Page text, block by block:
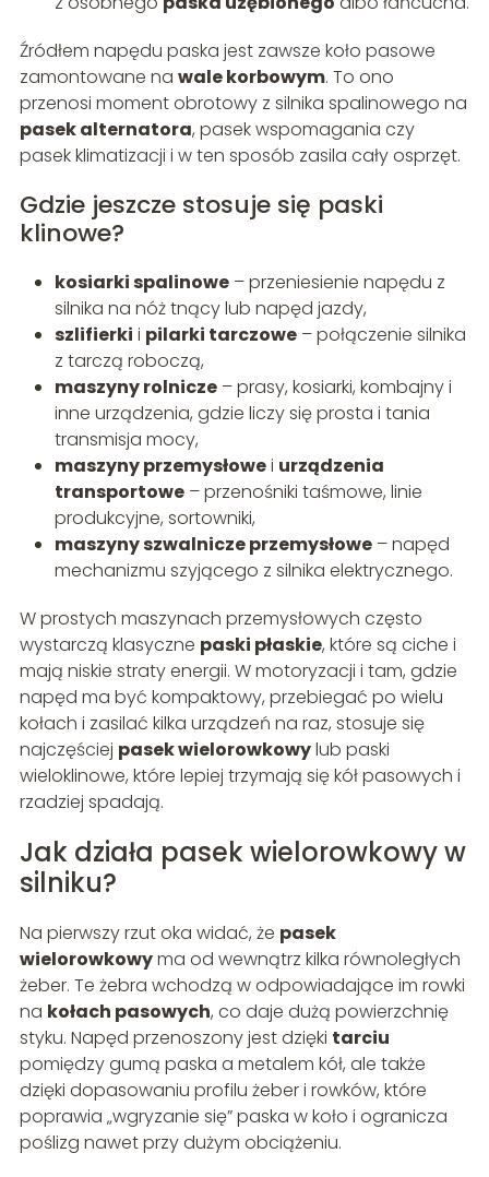
Źródłem napędu paska jest zawsze koło pasowe
zamontowane na wale korbowym. To ono
przenosi moment obrotowy z silnika spalinowego na
pasek alternatora, pasek wspomagania czy
pasek klimatizacji i w ten sposób zasila cały osprzęt.
Gdzie jeszcze stosuje się paski
klinowe?
kosiarki spalinowe– przeniesienie napędu z
silnika na nóż tnący lub napęd jazdy,
szlifierki i pilarki tarczowe– połączenie silnika
z tarczą roboczą,
maszyny rolnicze– prasy, kosiarki, kombajny i
inne urządzenia, gdzie liczy się prosta i tania
transmisja mocy,
maszyny przemysłowei urządzenia
transportowe– przenośniki taśmowe, linie
produkcyjne, sortowniki,
maszyny szwalnicze przemysłowe– napęd
mechanizmu szyjącego z silnika elektrycznego.
W prostych maszynach przemysłowych często
wystarczą klasyczne paski płaskie, które są ciche i
mają niskie straty energii. W motoryzacji i tam, gdzie
napęd ma być kompaktowy, przebiegać po wielu
kołach i zasilać kilka urządzeń na raz, stosuje się
najczęściej pasek wielorowkowylub paski
wieloklinowe, które lepiej trzymają się kół pasowych i
rzadziej spadają.
Jak działa pasek wielorowkowy w
silniku?
Na pierwszy rzut oka widać, że pasek
wielorowkowyma od wewnątrz kilka równoległych
żeber. Te żebra wchodzą w odpowiadające im rowki
na kołach pasowych, co daje dużą powierzchnię
styku. Napęd przenoszony jest dzięki tarciu
pomiędzy gumą paska a metalem kół, ale także
dzięki dopasowaniu profilu żeber i rowków, które
poprawia „wgryzanie się” paska w koło i ogranicza
poślizg nawet przy dużym obciążeniu.